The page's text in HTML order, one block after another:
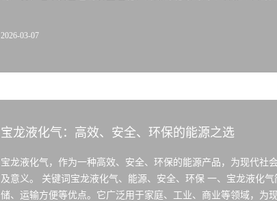
2026-03-07
宝龙液化气：高效、安全、环保的能源之选
宝龙液化气，作为一种高效、安全、环保的能源产品，为现代社
及意义。 关键词宝龙液化气、能源、安全、环保 一、宝龙液化
储、运输方便等优点。它广泛用于家庭、工业、商业等领域，为